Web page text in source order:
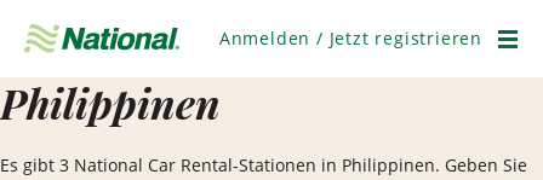
überspringen
Anmelden / Jetzt registrieren
Philippinen
Es gibt 3 National Car Rental-Stationen in Philippinen. Geben Sie